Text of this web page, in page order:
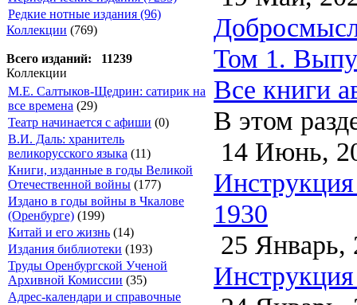
Редкие нотные издания (96)
Коллекции (769)
Всего изданий: 11239
Коллекции
М.Е. Салтыков-Щедрин: сатирик на
все времена (29)
Театр начинается с афиши (0)
В.И. Даль: хранитель
великорусского языка (11)
Книги, изданные в годы Великой
Отечественной войны (177)
Издано в годы войны в Чкалове
(Оренбурге) (199)
Китай и его жизнь (14)
Издания библиотеки (193)
Труды Оренбургской Ученой
Архивной Комиссии (35)
Адрес-календари и справочные
Том 1.
Все книги
В этом
14 Июнь,
1930
25 Январь,